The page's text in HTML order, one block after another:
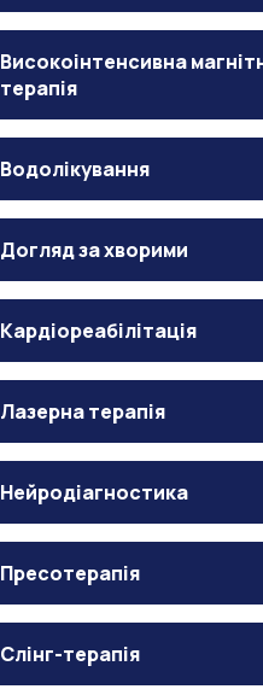
Високоінтенсивна
терапія
Водолікування
Догляд за хворими
Кардіореабілітація
Лазерна терапія
Нейродіагностика
Пресотерапія
Слінг-терапія